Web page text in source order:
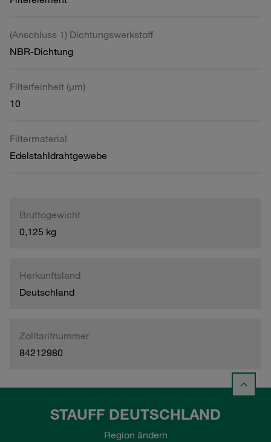
(Anschluss 1) Dichtungswerkstoff
NBR-Dichtung
Filterfeinheit (µm)
10
Filtermaterial
Edelstahldrahtgewebe
Bruttogewicht
0,125 kg
Herkunftsland
Deutschland
Zolltarifnummer
84212980
STAUFF DEUTSCHLAND
Region ändern